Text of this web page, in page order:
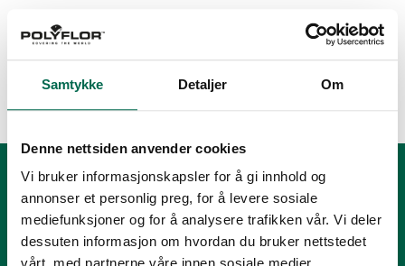
Samtykke Detaljer Om
Denne nettsiden anvender cookies
Vi bruker informasjonskapsler for å gi innhold og
annonser et personlig preg, for å levere sosiale
mediefunksjoner og for å analysere trafikken vår. Vi deler
dessuten informasjon om hvordan du bruker nettstedet
EC1 plus